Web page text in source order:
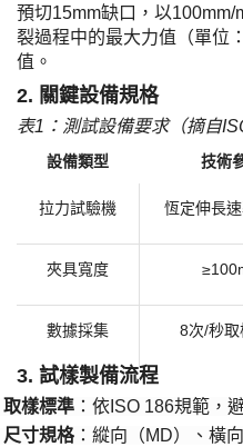
預切15mm缺口，以
裂過程中的最大力值（單位
值。
​2. 關鍵設備規格​
表1：測試設備要求（摘自
設備類型 技術
拉力試驗機 恆定伸長
夾具寬度
數據採集 8次/秒取
​3. 試樣製備流程​
​取樣標準​ ：依ISO 186規範，
​尺寸規格​ ：縱向（MD）、橫